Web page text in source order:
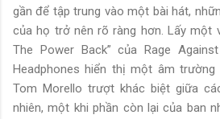
gần để tập trung vào một bài hát,
của họ trở nên rõ ràng hơn. Lấy một
The Power Back” của Rage
Headphones hiển thị một âm
Tom Morello trượt khác biệt giữa
nhiên, một khi phần còn lại của ban